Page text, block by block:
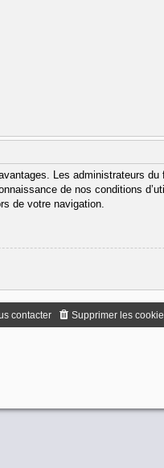
Les administrateurs du
de nos conditions
de votre navigation.
Supprimer les
contacter